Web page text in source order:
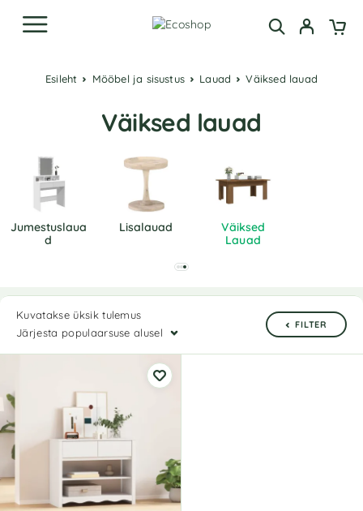
Esileht Mööbel ja sisustus Lauad Väiksed lauad
Väiksed lauad
Jumestuslaua
D
Lisalauad
Väiksed
Lauad
Kuvatakse üksik tulemus
Järjesta populaarsuse alusel
FILTER